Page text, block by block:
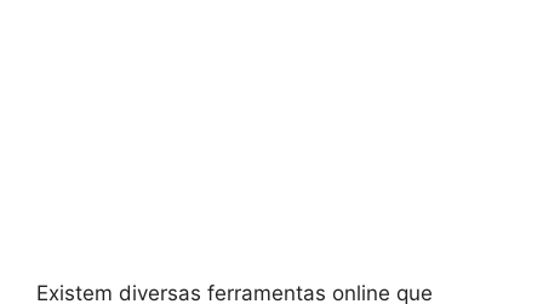
Existem diversas ferramentas online que